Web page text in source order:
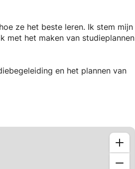
ze het beste leren. Ik stem mijn
met het maken van studieplannen
en het plannen van